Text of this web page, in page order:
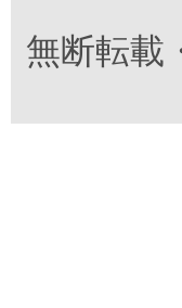
無断転載